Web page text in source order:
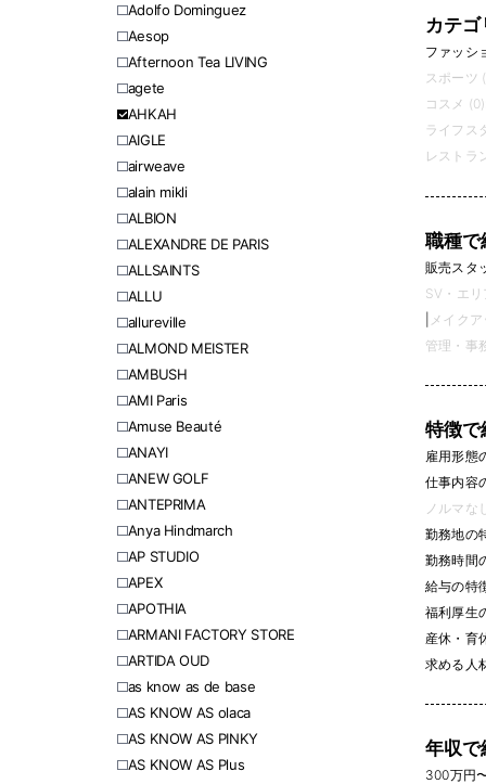
Adolfo Dominguez
Aesop
Afternoon Tea LIVING
agete
AHKAH
AIGLE
airweave
alain mikli
ALBION
ALEXANDRE DE PARIS
ALLSAINTS
ALLU
allureville
ALMOND MEISTER
AMBUSH
AMI Paris
Amuse Beauté
ANAYI
ANEW GOLF
ANTEPRIMA
Anya Hindmarch
AP STUDIO
APEX
APOTHIA
ARMANI FACTORY STORE
ARTIDA OUD
as know as de base
AS KNOW AS olaca
AS KNOW AS PINKY
AS KNOW AS Plus
カテゴ
ファッシ
スポーツ
コスメ (0)
ライフス
レストラ
職種で
販売スタ
SV・エ
メイク
管理・事
特徴で
雇用形態
仕事内容
ノルマな
勤務地の
勤務時間
給与の特
福利厚生
産休・育
求める人
年収で
300万円